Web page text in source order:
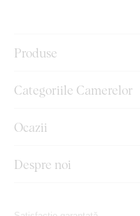
Produse
Categoriile Camerelor
Ocazii
Despre noi